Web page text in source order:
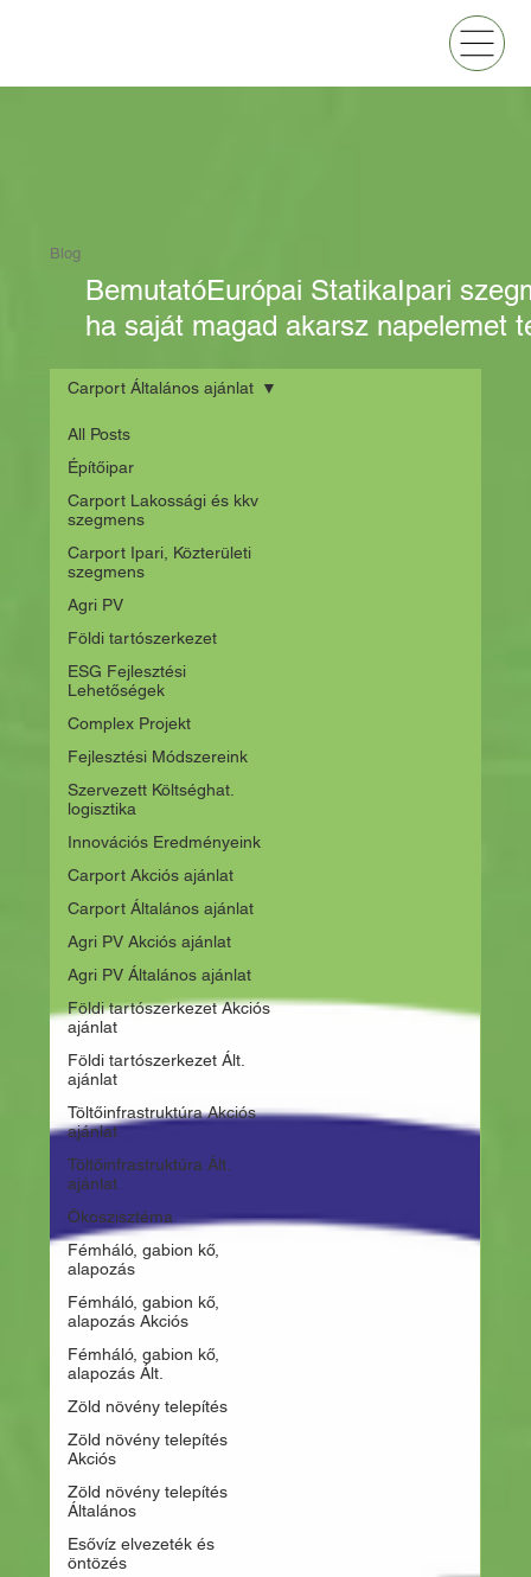
Blog
BemutatóEurópai StatikaIpari
ha saját magad akarsz napelemet
All Posts
Építőipar
Carport Lakossági és kkv
szegmens
Carport Ipari, Közterületi
szegmens
Agri PV
Földi tartószerkezet
ESG Fejlesztési
Lehetőségek
Complex Projekt
Fejlesztési Módszereink
Szervezett Költséghat.
logisztika
Innovációs Eredményeink
Carport Akciós ajánlat
Carport Általános ajánlat
Agri PV Akciós ajánlat
Agri PV Általános ajánlat
Földi tartószerkezet Akciós
ajánlat
Földi tartószerkezet Ált.
ajánlat
Töltőinfrastruktúra Akciós
ajánlat
Töltőinfrastruktúra Ált.
ajánlat
Ökoszisztéma
Fémháló, gabion kő,
alapozás
Fémháló, gabion kő,
alapozás Akciós
Fémháló, gabion kő,
alapozás Ált.
Zöld növény telepítés
Zöld növény telepítés
Akciós
Zöld növény telepítés
Általános
Esővíz elvezeték és
öntözés
Carport Általános ajánlat